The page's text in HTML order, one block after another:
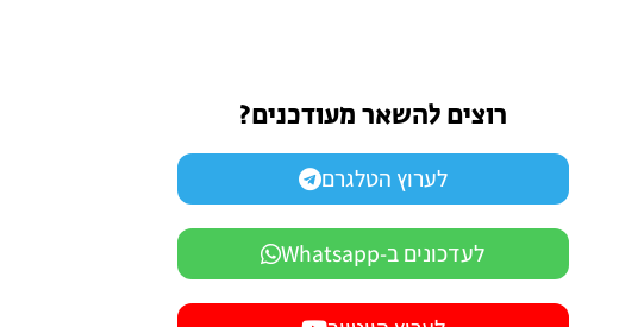
רוצים להשאר מעודכנים?
לערוץ הטלגרם
לעדכונים ב-Whatsapp